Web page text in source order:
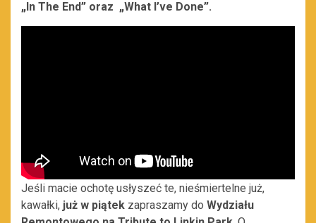
„In The End” oraz „What I’ve Done”.
Jeśli macie ochotę usłyszeć te, nieśmiertelne już,
kawałki, już w piątek zapraszamy do Wydziału